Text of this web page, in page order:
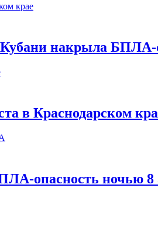
Кубани накрыла БПЛА-
в Краснодарском
опасность ночью 8